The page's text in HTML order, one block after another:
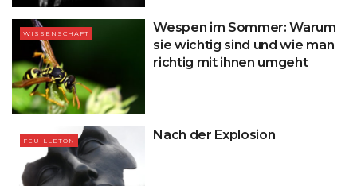
WISSENSCHAFT
Wespen im Sommer: Warum
sie wichtig sind und wie man
richtig mit ihnen umgeht
FEUILLETON Nach der Explosion